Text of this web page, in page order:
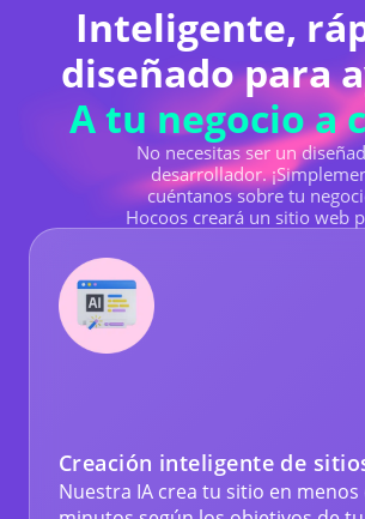
Inteligente,
diseñado para
A tu negocio a
No necesitas ser un
desarrollador.
cuéntanos sobre tu
Hocoos creará un sitio web
Creación inteligente de
Nuestra IA crea tu sitio en menos